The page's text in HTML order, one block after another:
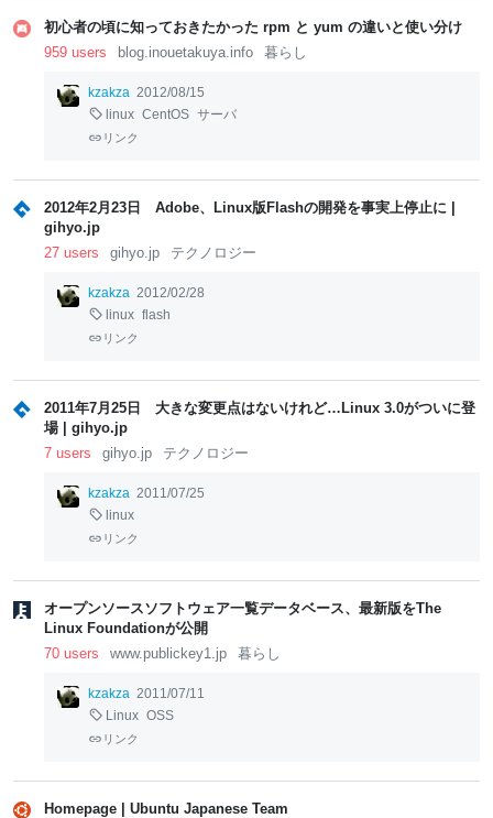
初心者の頃に知っておきたかった rpm と yum の違いと使い分け
959 users
blog.inouetakuya.info 暮らし
kzakza 2012/08/15
linux CentOS サーバ
リンク
2012年2月23日 Adobe、Linux版Flashの開発を事実上停止に |
gihyo.jp
27 users
gihyo.jp テクノロジー
kzakza 2012/02/28
linux flash
リンク
2011年7月25日 大きな変更点はないけれど…Linux 3.0がついに登
場 | gihyo.jp
7 users
gihyo.jp テクノロジー
kzakza 2011/07/25
linux
リンク
オープンソースソフトウェア一覧データベース、最新版をThe
Linux Foundationが公開
70 users
www.publickey1.jp 暮らし
kzakza 2011/07/11
Linux OSS
リンク
Homepage | Ubuntu Japanese Team